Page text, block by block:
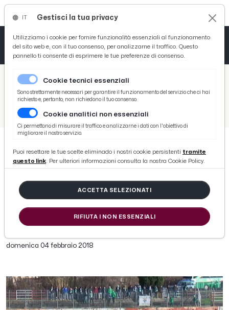
/ Picenotime
/ Varie
/ Serie D
Nerostellati-Avezzano 0-0, highlights e voci Di Corcia-Pace post gara
Nerostellati-Avezzano 0-0,
highlights e voci Di Corcia-Pace
post gara
domenica 04 febbraio 2018
Gestisci la tua privacy
Utilizziamo i cookie per fornire funzionalità essenziali al funzionamento
del sito web e, con il tuo consenso, per analizzarne il traffico. Questo
pannello ti consente di esprimere le tue preferenze di consenso.
Cookie tecnici essenziali
Sono strettamente necessari per garantire il funzionamento del servizio che ci hai
richiesto e, pertanto, non richiedono il tuo consenso.
Cookie analitici non essenziali
Ci permettono di misurare il traffico e analizzarne i dati con l'obiettivo di
migliorare il nostro servizio.
Puoi resettare le tue scelte eliminado i nostri cookie persistenti tramite
questo link. Per ulteriori informazioni consulta la nostra Cookie Policy.
ACCETTA SELEZIONATI
RIFIUTA I NON ESSENZIALI
Tutto News
Tutto Sport
Basket
Ciclismo
Tutto Curiosità